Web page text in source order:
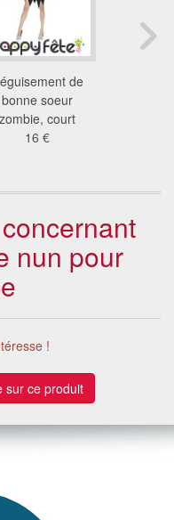
de
bonne soeur
zombie, court
16 €
nun pour
!
sur ce produit